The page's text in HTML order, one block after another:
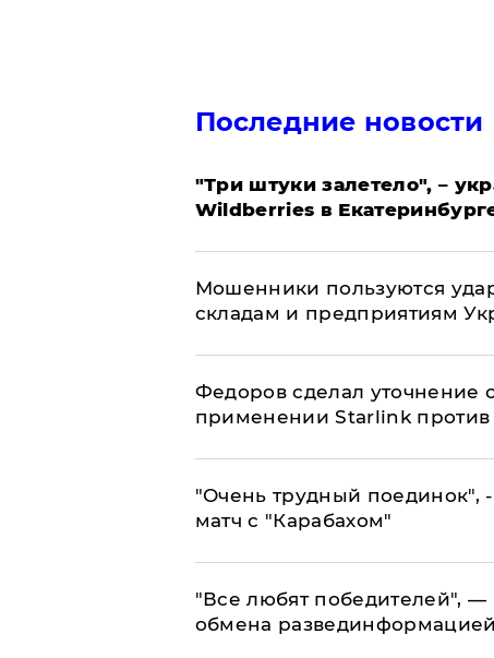
Последние новости
"Три штуки залетело", –
Wildberries в
Мошенники пользуются
складам и предприятиям
Федоров сделал уточнение
применении Starlink против
"Очень трудный поединок",
матч с "Карабахом"
​"Все любят победителей", —
обмена